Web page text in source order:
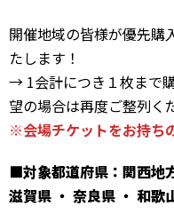
開催地域の皆様が優先購
たします！
→ 1会計につき１枚まで
望の場合は再度ご整列く
※会場チケットをお持ち
■対象都道府県：関西地
滋賀県 ・ 奈良県 ・ 和歌